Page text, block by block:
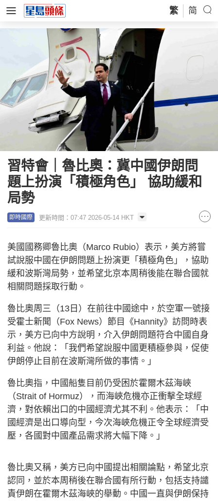
繁 简
習特會｜魯比奧：冀中國伊朗問
題上扮演「積極角色」 協助緩和
局勢
即時國際 更新時間：07:47 2026-05-14 HKT
美國國務卿魯比奧（Marco Rubio）表示，美方將嘗
試說服中國在伊朗問題上扮演更「積極角色」，協助
緩和波斯灣局勢，並希望北京本周稍後能在聯合國就
相關問題採取行動。
魯比奧周三（13日）在前往中國途中，於空軍一號接
受霍士新聞（Fox News）節目《Hannity》訪問時表
示，美方已向中方說明，介入伊朗問題符合中國自身
利益。他說：「我們希望說服中國更積極參與，促使
伊朗停止目前在波斯灣所做的事情。」
魯比奧指，中國船隻目前仍受困於霍爾木茲海峽
（Strait of Hormuz），而海峽危機亦正衝擊全球經
濟，對依賴出口的中國經濟尤其不利。他表示：「中
國經濟是出口導向型，今次海峽危機正令全球經濟受
壓，各國對中國產品需求將大幅下降。」
魯比奧又稱，美方已向中國提出相關論點，希望北京
認同，並於本周稍後在聯合國有所行動，包括支持譴
責伊朗在霍爾木茲海峽的舉動。中國一直與伊朗保持